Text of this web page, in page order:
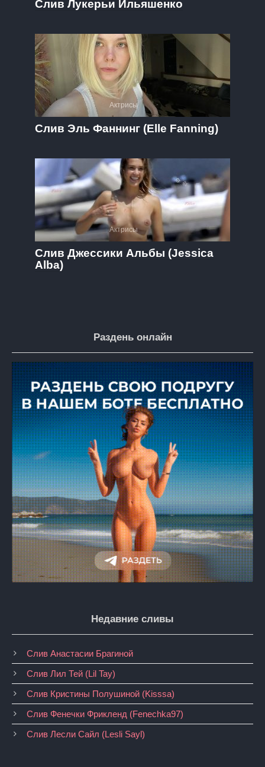
Слив Лукерьи Ильяшенко
Актрисы
Слив Эль Фаннинг (Elle Fanning)
Актрисы
Слив Джессики Альбы (Jessica
Alba)
Раздень онлайн
Недавние сливы
Слив Анастасии Брагиной
Слив Лил Тей (Lil Tay)
Слив Кристины Полушиной (Kisssa)
Слив Фенечки Фрикленд (Fenechka97)
Слив Лесли Сайл (Lesli Sayl)